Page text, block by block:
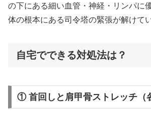
の下にある細い血管・神経・リンパに
体の根本にある司令塔の緊張が解けて
自宅でできる対処法は？
① 首回しと肩甲骨ストレッチ（